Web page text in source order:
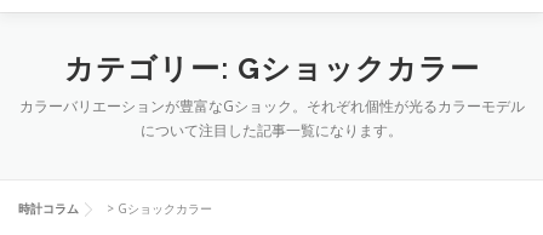
ッ
会社について 事業紹介 ワクワク企画
カテゴリー: Gショックカラー
カラーバリエーションが豊富なGショック。それぞれ個性が光るカラーモデル
について注目した記事一覧になります。
時計コラム > Gショックカラー